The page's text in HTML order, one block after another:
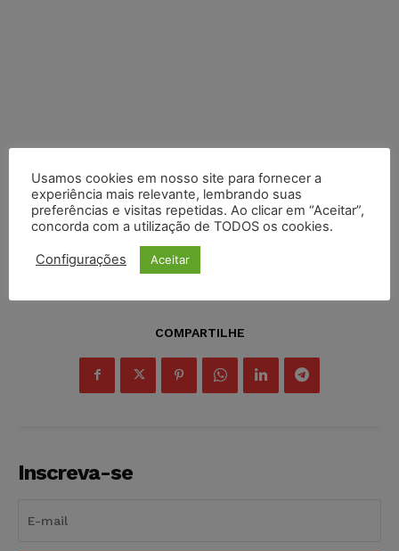
COMPARTILHE
Inscreva-se
Usamos cookies em nosso site para fornecer a
experiência mais relevante, lembrando suas
preferências e visitas repetidas. Ao clicar em “Aceitar”,
concorda com a utilização de TODOS os cookies.
Configurações Aceitar